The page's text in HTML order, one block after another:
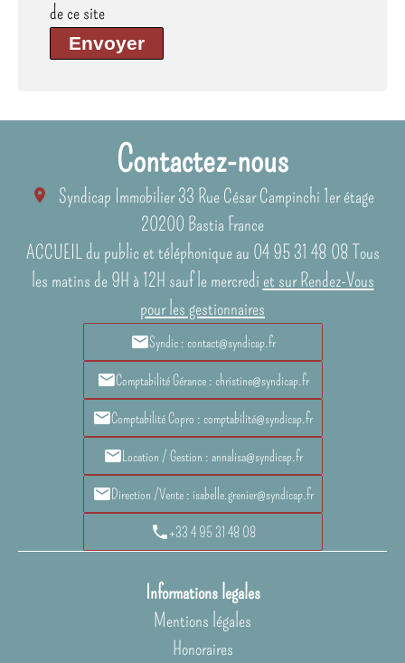
de ce site
Envoyer
Contactez-nous
Syndicap Immobilier33 Rue César Campinchi 1er étage
20200 Bastia France
ACCUEIL du public et téléphonique au 04 95 31 48 08 Tous
les matins de 9H à 12H sauf le mercredi et sur Rendez-Vous
pour les gestionnaires
Syndic : contact@syndicap.fr
Comptabilité Gérance : christine@syndicap.fr
Comptabilité Copro : comptabilité@syndicap.fr
Location / Gestion : annalisa@syndicap.fr
Direction /Vente : isabelle.grenier@syndicap.fr
+33 4 95 31 48 08
Informations legales
Mentions légales
Honoraires